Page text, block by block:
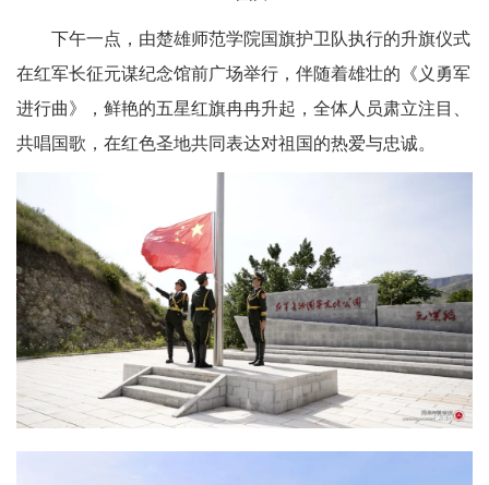
下午一点，由楚雄师范学院国旗护卫队执行的升旗仪式
在红军长征元谋纪念馆前广场举行，伴随着雄壮的《义勇军
进行曲》，鲜艳的五星红旗冉冉升起，全体人员肃立注目、
共唱国歌，在红色圣地共同表达对祖国的热爱与忠诚。